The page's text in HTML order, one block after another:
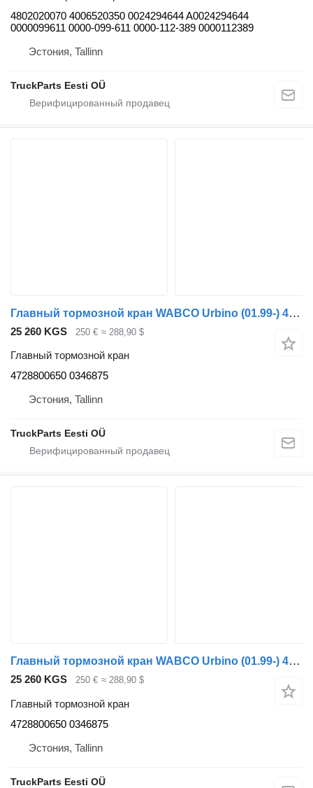
4802020070 4006520350 0024294644 A0024294644
0000099611 0000-099-611 0000-112-389 0000112389
Эстония, Tallinn
TruckParts Eesti OÜ
Главный тормозной кран WABCO Urbino (01.99-) 4728800650 для автобуса Solaris Urbino, Alpino, Vacanza (1999-)
25 260 KGS 250 € ≈ 288,90 $
Главный тормозной кран
4728800650 0346875
Эстония, Tallinn
TruckParts Eesti OÜ
Главный тормозной кран WABCO Urbino (01.99-) 4728800650 для автобуса Solaris Urbino, Alpino, Vacanza (1999-)
25 260 KGS 250 € ≈ 288,90 $
Главный тормозной кран
4728800650 0346875
Эстония, Tallinn
TruckParts Eesti OÜ